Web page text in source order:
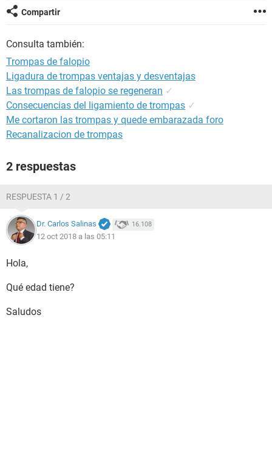
Compartir
Consulta también:
Trompas de falopio
Ligadura de trompas ventajas y desventajas
Las trompas de falopio se regeneran ✓
Consecuencias del ligamiento de trompas ✓
Me cortaron las trompas y quede embarazada foro
Recanalizacion de trompas
2 respuestas
RESPUESTA 1 / 2
Dr. Carlos Salinas 16.108
12 oct 2018 a las 05:11
Hola,
Qué edad tiene?
Saludos